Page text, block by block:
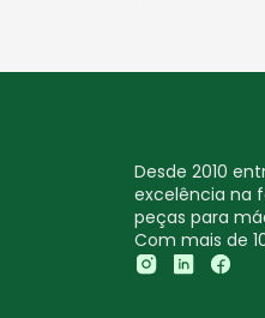
Desde 2010
excelência na
peças para
Com mais de